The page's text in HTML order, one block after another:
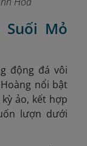
Suối Mỏ
động đá vôi
nổi bật
ảo, kết hợp
lượn dưới